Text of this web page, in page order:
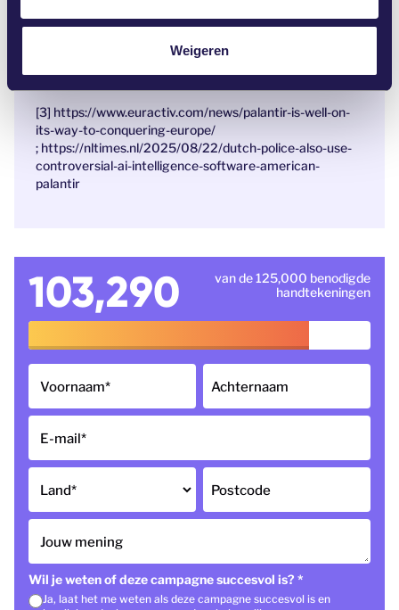
Weigeren
technologies-verdacht-van-privacyschendingen/
https://privacyinternational.org/examples/5299/contr
oversial-data-analytics-firm-palantir-run-uks-health-
data-platform
[3] https://www.euractiv.com/news/palantir-is-well-on-
its-way-to-conquering-europe/
; https://nltimes.nl/2025/08/22/dutch-police-also-use-
controversial-ai-intelligence-software-american-
palantir
103,290
van de 125,000 benodigde
handtekeningen
Voornaam* Achternaam
E-mail*
Land* Postcode
Jouw mening
Wil je weten of deze campagne succesvol is? *
Ja, laat het me weten als deze campagne succesvol is en